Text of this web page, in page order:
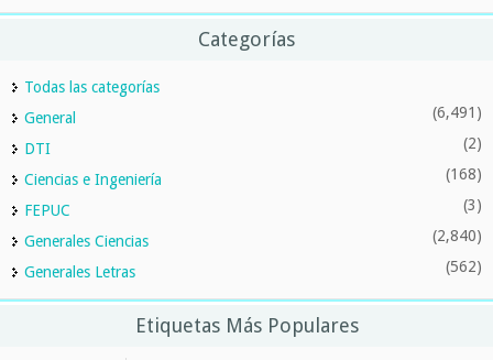
Categorías
Todas las categorías
General
(6,491)
DTI (2)
Ciencias e Ingeniería (168)
FEPUC (3)
Generales Ciencias (2,840)
Generales Letras (562)
Etiquetas Más Populares